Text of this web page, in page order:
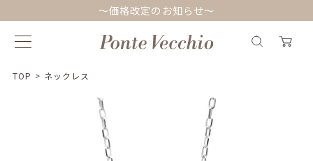
～価格改定のお知らせ～
TOP > ネックレス